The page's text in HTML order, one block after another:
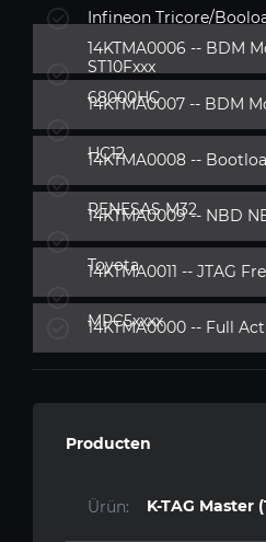
Infineon Tricore/
ST10Fxxx
14KTMA0006 -- BDM
68000HC
14KTMA0007 -- BDM
HC12
14KTMA0008 --
RENESAS M32
14KTMA0009 -- NBD
Toyota
14KTMA0011 -- JTAG
MPC5xxxx
14KTMA0000 -- Full
Producten
K-TAG Master